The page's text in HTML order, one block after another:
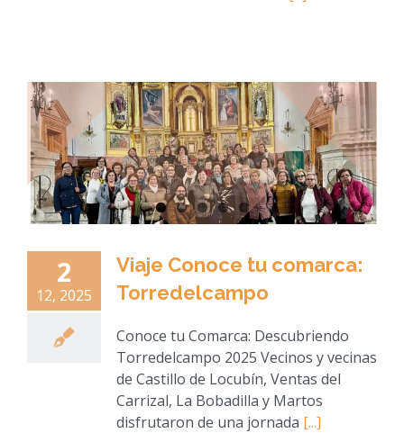
2
12, 2025
Viaje Conoce tu comarca:
Torredelcampo
Conoce tu Comarca: Descubriendo
Torredelcampo 2025 Vecinos y vecinas
de Castillo de Locubín, Ventas del
Carrizal, La Bobadilla y Martos
disfrutaron de una jornada [...]